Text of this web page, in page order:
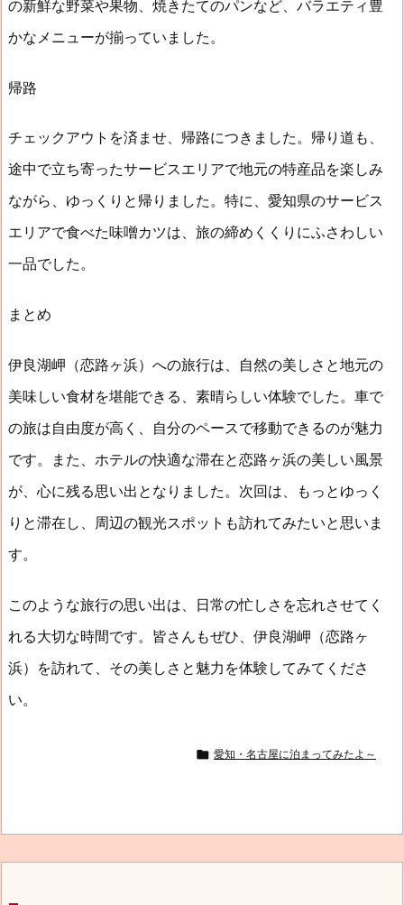
の新鮮な野菜や果物、焼きたてのパンなど、バラエティ豊
かなメニューが揃っていました。
帰路
チェックアウトを済ませ、帰路につきました。帰り道も、
途中で立ち寄ったサービスエリアで地元の特産品を楽しみ
ながら、ゆっくりと帰りました。特に、愛知県のサービス
エリアで食べた味噌カツは、旅の締めくくりにふさわしい
一品でした。
まとめ
伊良湖岬（恋路ヶ浜）への旅行は、自然の美しさと地元の
美味しい食材を堪能できる、素晴らしい体験でした。車で
の旅は自由度が高く、自分のペースで移動できるのが魅力
です。また、ホテルの快適な滞在と恋路ヶ浜の美しい風景
が、心に残る思い出となりました。次回は、もっとゆっく
りと滞在し、周辺の観光スポットも訪れてみたいと思いま
す。
このような旅行の思い出は、日常の忙しさを忘れさせてく
れる大切な時間です。皆さんもぜひ、伊良湖岬（恋路ヶ
浜）を訪れて、その美しさと魅力を体験してみてくださ
い。
 愛知・名古屋に泊まってみたよ～